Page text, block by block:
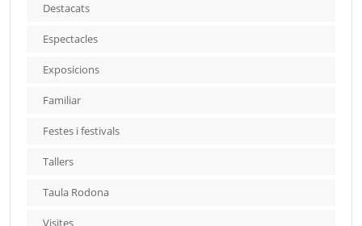
Destacats
Espectacles
Exposicions
Familiar
Festes i festivals
Tallers
Taula Rodona
Visites